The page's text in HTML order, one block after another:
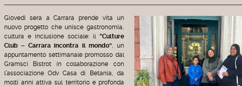
Giovedì sera a Carrara prende vita un
nuovo progetto che unisce gastronomia,
cultura e inclusione sociale: il “Culture
Club – Carrara incontra il mondo” , un
appuntamento settimanale promosso dal
Gramsci Bistrot in collaborazione con
l’associazione Odv Casa di Betania, da
molti anni attiva sul territorio e profonda